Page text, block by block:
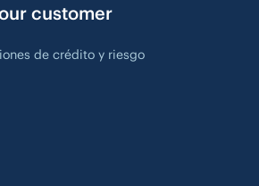
customer
de crédito y riesgo